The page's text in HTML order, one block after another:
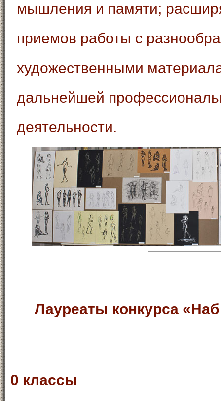
мышления и памяти;
приемов работы с
художественными
дальнейшей
деятельности.
Лауреаты конкурса
0 классы